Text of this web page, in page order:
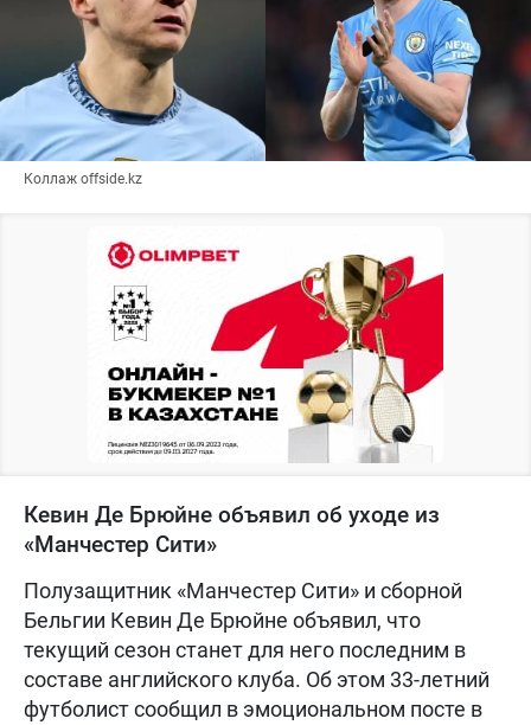
Коллаж offside.kz
Кевин Де Брюйне объявил об уходе из
«Манчестер Сити»
Полузащитник «Манчестер Сити» и сборной
Бельгии Кевин Де Брюйне объявил, что
текущий сезон станет для него последним в
составе английского клуба. Об этом 33-летний
футболист сообщил в эмоциональном посте в